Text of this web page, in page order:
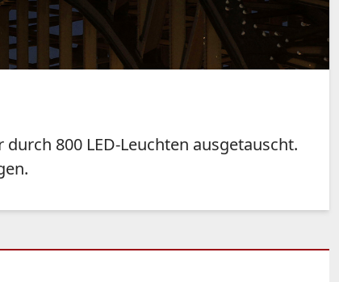
800 LED-Leuchten ausgetauscht.